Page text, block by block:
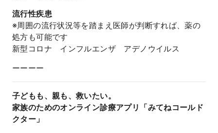
流行性疾患
※周囲の流行状況等を踏まえ医師が判断すれば、薬の
処方も可能です
新型コロナ インフルエンザ アデノウイルス
ーーーー
子どもも、親も、救いたい。
家族のためのオンライン診療アプリ「みてねコールド
クター」